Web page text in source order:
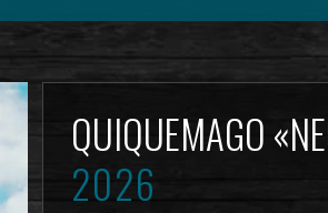
QUIQUEMAGO
2026